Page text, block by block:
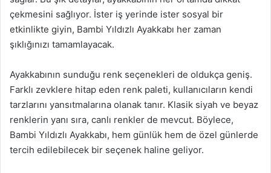
çekmesini sağlıyor. İster iş yerinde ister sosyal bir
etkinlikte giyin, Bambi Yıldızlı Ayakkabı her zaman
şıklığınızı tamamlayacak.
Ayakkabının sunduğu renk seçenekleri de oldukça geniş.
Farklı zevklere hitap eden renk paleti, kullanıcıların kendi
tarzlarını yansıtmalarına olanak tanır. Klasik siyah ve beyaz
renklerin yanı sıra, canlı renkler de mevcut. Böylece,
Bambi Yıldızlı Ayakkabı, hem günlük hem de özel günlerde
tercih edilebilecek bir seçenek haline geliyor.